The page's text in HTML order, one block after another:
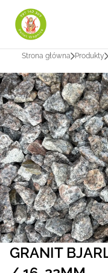
Strona główna Produkty
GRANIT BJARLOV frakcja 8-11/ 11-16